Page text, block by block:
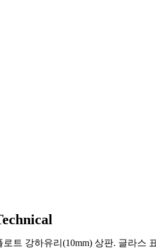
로트 강하유리(10mm) 상판. 글라스